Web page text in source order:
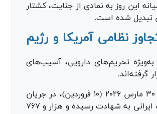
این روز به نمادی از جنایت، کشتار
تبدیل شده است.
نظامی آمریکا و رژیم
به‌ویژه تحریم‌های دارویی، آسیب‌های
گرفته‌اند.
براساس گزارش رسمی صندوق کودکان ملل متحد (یونیسف) در تاریخ ۳۰ مارس ۲۰۲۶ (۱۰ فروردین)، در جریان
تجاوز نظامی آمریکا و رژیم صهیونیستی علیه ایران دست‌کم ۲۱۶ کودک ایرانی به شهادت رسیده و هزار و ۷۶۷